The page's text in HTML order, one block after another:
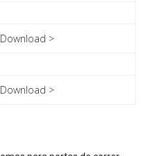
Download >
Download >